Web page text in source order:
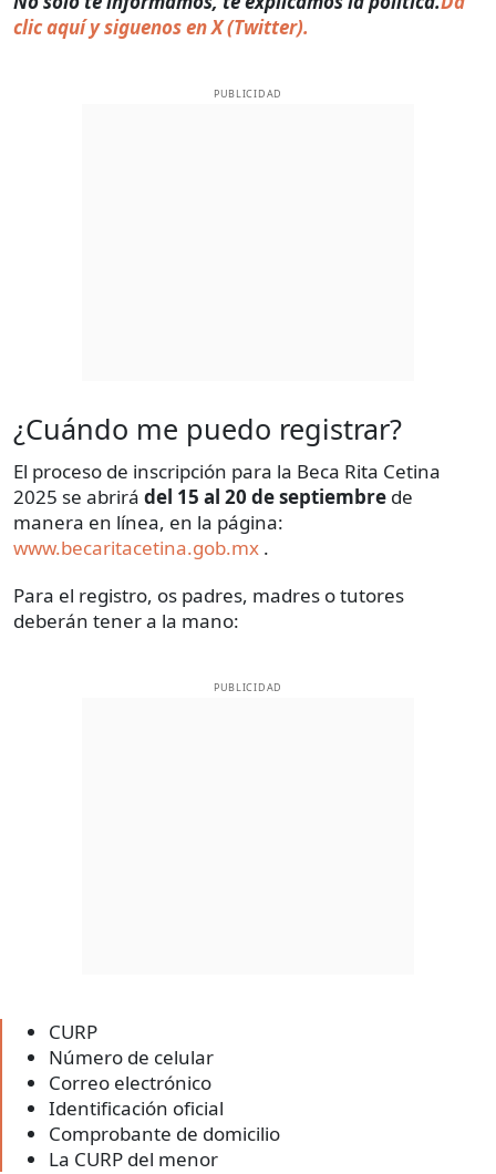
clic aquí y siguenos en X (Twitter).
PUBLICIDAD
¿Cuándo me puedo registrar?
El proceso de inscripción para la Beca Rita Cetina
2025 se abrirá del 15 al 20 de septiembre de
manera en línea, en la página:
www.becaritacetina.gob.mx .
Para el registro, os padres, madres o tutores
deberán tener a la mano:
PUBLICIDAD
CURP
Número de celular
Correo electrónico
Identificación oficial
Comprobante de domicilio
La CURP del menor